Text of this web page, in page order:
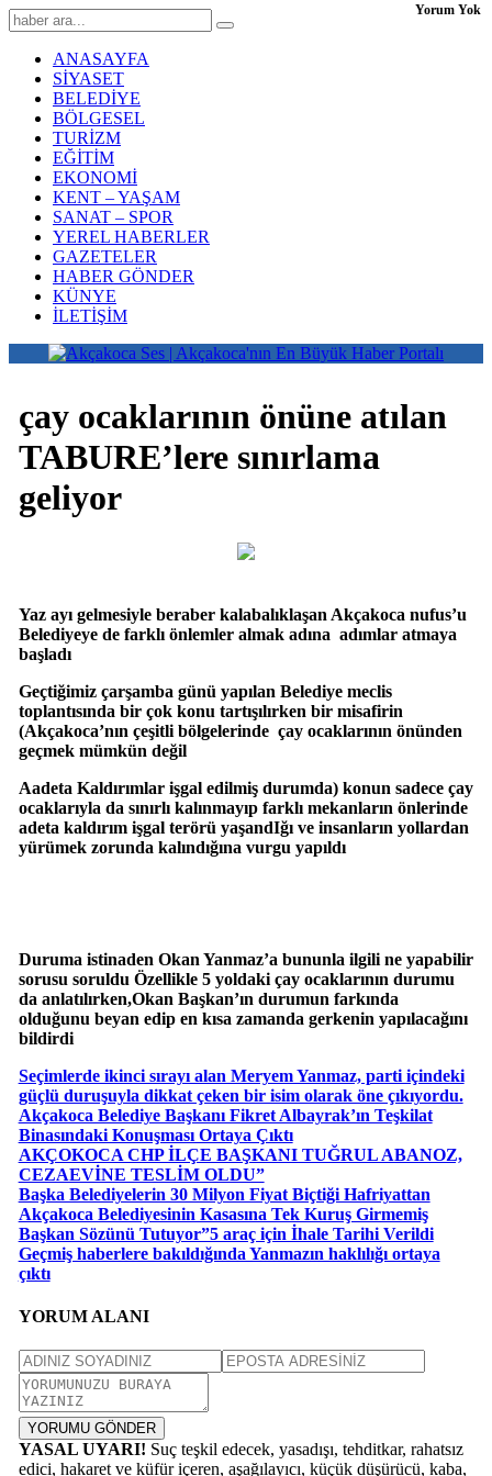
ANASAYFA
SİYASET
BELEDİYE
BÖLGESEL
TURİZM
EĞİTİM
EKONOMİ
KENT – YAŞAM
SANAT – SPOR
YEREL HABERLER
GAZETELER
HABER GÖNDER
KÜNYE
İLETİŞİM
çay ocaklarının önüne atılan
TABURE’lere sınırlama
geliyor
Yaz ayı gelmesiyle beraber kalabalıklaşan Akçakoca nufus’u
Belediyeye de farklı önlemler almak adına adımlar atmaya
başladı
Geçtiğimiz çarşamba günü yapılan Belediye meclis
toplantısında bir çok konu tartışılırken bir misafirin
(Akçakoca’nın çeşitli bölgelerinde çay ocaklarının önünden
geçmek mümkün değil
Aadeta Kaldırımlar işgal edilmiş durumda) konun sadece çay
ocaklarıyla da sınırlı kalınmayıp farklı mekanların önlerinde
adeta kaldırım işgal terörü yaşandIğı ve insanların yollardan
yürümek zorunda kalındığına vurgu yapıldı
Duruma istinaden Okan Yanmaz’a bununla ilgili ne yapabilir
sorusu soruldu Özellikle 5 yoldaki çay ocaklarının durumu
da anlatılırken,Okan Başkan’ın durumun farkında
olduğunu beyan edip en kısa zamanda gerkenin yapılacağını
bildirdi
Seçimlerde ikinci sırayı alan Meryem Yanmaz, parti içindeki
güçlü duruşuyla dikkat çeken bir isim olarak öne çıkıyordu.
Akçakoca Belediye Başkanı Fikret Albayrak’ın Teşkilat
Binasındaki Konuşması Ortaya Çıktı
AKÇOKOCA CHP İLÇE BAŞKANI TUĞRUL ABANOZ,
CEZAEVİNE TESLİM OLDU”
Başka Belediyelerin 30 Milyon Fiyat Biçtiği Hafriyattan
Akçakoca Belediyesinin Kasasına Tek Kuruş Girmemiş
Başkan Sözünü Tutuyor”5 araç için İhale Tarihi Verildi
Geçmiş haberlere bakıldığında Yanmazın haklılığı ortaya
çıktı
YORUM ALANI
Yorum Yok
YORUMU GÖNDER
YASAL UYARI! Suç teşkil edecek, yasadışı, tehditkar, rahatsız
edici, hakaret ve küfür içeren, aşağılayıcı, küçük düşürücü, kaba,